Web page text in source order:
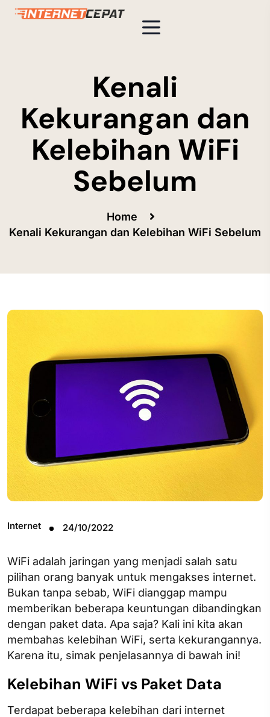
Kenali
Kekurangan dan
Kelebihan WiFi
Sebelum
Home
Kenali Kekurangan dan Kelebihan WiFi Sebelum
Internet 24/10/2022
WiFi adalah jaringan yang menjadi salah satu
pilihan orang banyak untuk mengakses internet.
Bukan tanpa sebab, WiFi dianggap mampu
memberikan beberapa keuntungan dibandingkan
dengan paket data. Apa saja? Kali ini kita akan
membahas kelebihan WiFi, serta kekurangannya.
Karena itu, simak penjelasannya di bawah ini!
Kelebihan WiFi vs Paket Data
Terdapat beberapa kelebihan dari internet